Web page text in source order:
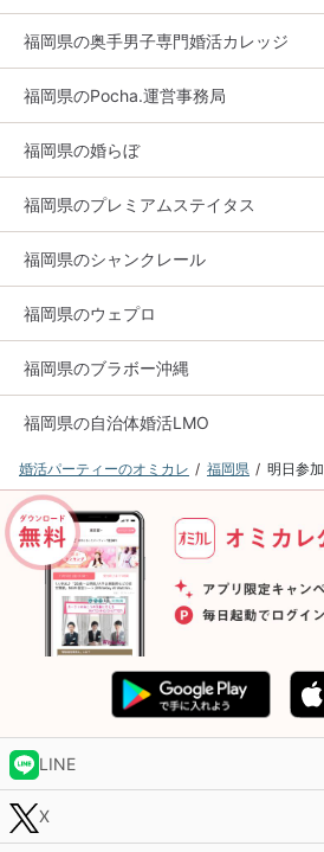
福岡県の奥手男子専門婚活カレッジ
福岡県のPocha.運営事務局
福岡県の婚らぼ
福岡県のプレミアムステイタス
福岡県のシャンクレール
福岡県のウェプロ
福岡県のブラボー沖縄
福岡県の自治体婚活LMO
婚活パーティーのオミカレ 福岡県 明日参加
LINE
X